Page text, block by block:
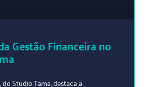
Gestão Financeira no
Studio Tama, destaca a